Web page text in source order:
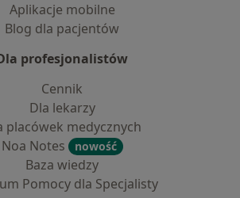
Aplikacje mobilne
Blog dla pacjentów
profesjonalistów
Cennik
Dla lekarzy
placówek medycznych
Noa Notes
nowość
Baza wiedzy
Pomocy dla Specjalisty